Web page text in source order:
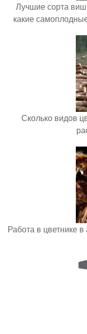
Лучшие сорта
какие
Сколько видов
Работа в цветнике